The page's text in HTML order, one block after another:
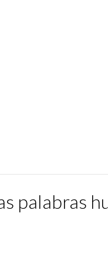
palabras